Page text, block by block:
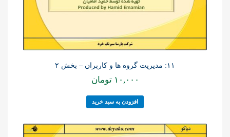
۱۱: مدیریت گروه ها و کاربران – بخش ۲
۱۰,۰۰۰ تومان
افزودن به سبد خرید